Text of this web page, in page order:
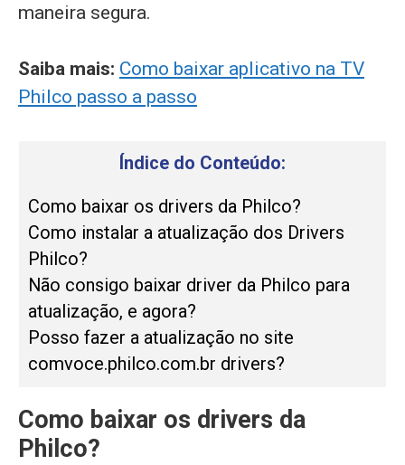
maneira segura.
Saiba mais: Como baixar aplicativo na TV
Philco passo a passo
Índice do Conteúdo:
Como baixar os drivers da Philco?
Como instalar a atualização dos Drivers
Philco?
Não consigo baixar driver da Philco para
atualização, e agora?
Posso fazer a atualização no site
comvoce.philco.com.br drivers?
Como baixar os drivers da
Philco?